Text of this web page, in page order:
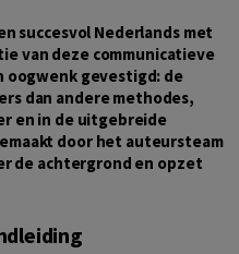
succesvol Nederlands met
van deze communicatieve
oogwenk gevestigd: de
dan andere methodes,
en in de uitgebreide
door het auteursteam
de achtergrond en opzet